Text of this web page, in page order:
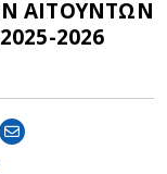
ΑΙΤΟΥΝΤΩΝ
2026